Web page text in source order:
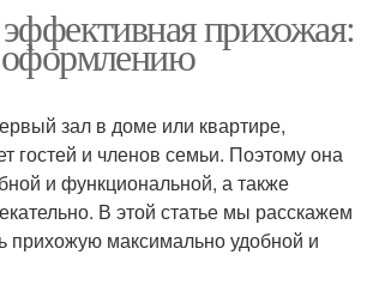
прихожая:
зал в доме или квартире,
гостей и членов семьи. Поэтому она
и функциональной, а также
В этой статье мы расскажем
прихожую максимально удобной и